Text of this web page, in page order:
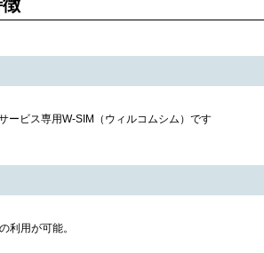
ービス専用W-SIM（ウィルコムシム）です
利用が可能。